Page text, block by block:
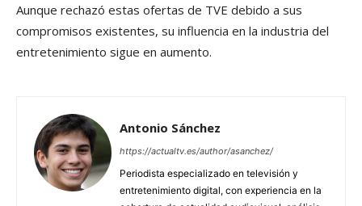
Aunque rechazó estas ofertas de TVE debido a sus
compromisos existentes, su influencia en la industria del
entretenimiento sigue en aumento.
Antonio Sánchez
https://actualtv.es/author/asanchez/
Periodista especializado en televisión y
entretenimiento digital, con experiencia en la